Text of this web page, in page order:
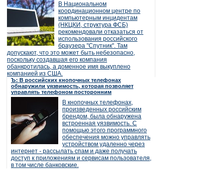
В Национальном
координационном центре по
компьютерным инцидентам
(НКЦКИ, структура ФСБ)
рекомендовали отказаться от
использования российского
браузера "Спутник". Там
допускают, что это может быть небезопасно,
поскольку создавшая его компания
обанкротилась, а доменное имя выкуплено
компанией из США.
Ъ: В российских кнопочных телефонах
обнаружили уязвимость, которая позволяет
управлять телефоном посторонним
В кнопочных телефонах,
произведенных российским
брендом, была обнаружена
встроенная уязвимость. С
помощью этого программного
обеспечения можно управлять
устройством удаленно через
интернет - рассылать спам и даже получать
доступ к приложениям и сервисам пользователя,
в том числе банковские.